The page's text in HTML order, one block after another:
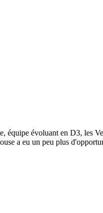
équipe évoluant en D3, les
a eu un peu plus